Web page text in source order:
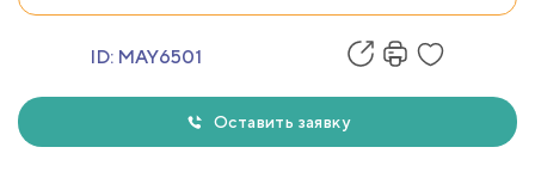
ID: MAY6501
Оставить заявку